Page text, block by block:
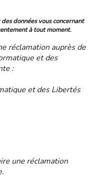
données vous concernant
à tout moment.
réclamation auprès de
et des
:
et des Libertés
une réclamation